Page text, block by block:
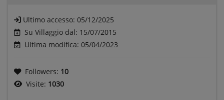
Ultimo accesso: 05/12/2025
Su Villaggio dal: 15/07/2015
Ultima modifica: 05/04/2023
Followers: 10
Visite: 1030